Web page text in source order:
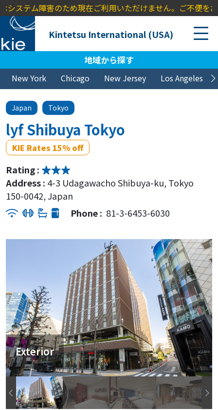
害のため現在ご利用いただけません。ご不便をおかけし
Kintetsu International (USA)
地域から探す
New York Chicago New Jersey Los Angeles
Japan Tokyo
lyf Shibuya Tokyo
KIE Rates 15% off
Rating :
Address : 4-3 Udagawacho Shibuya-ku, Tokyo
150-0042, Japan
Phone : 81-3-6453-6030
Exterior